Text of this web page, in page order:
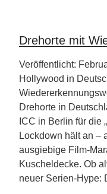
Dubai“
Drehorte mit
Veröffentlicht:
Hollywood in
Drehorte in
ICC in Berlin für die
Lockdown hält an –
ausgiebige Film-
Kuscheldecke. Ob
neuer Serien-Hype: